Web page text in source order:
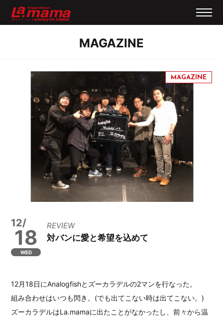
MAGAZINE
12/
18
WED
REVIEW
対バンに愛と希望を込めて
12月18日にAnalogfishとズーカラデルの2マンを行なった。
組み合わせはいつも閃き。(でも出てこない時は出てこない。)
ズーカラデルはLa.mamaに出たことがなかったし、前々から温